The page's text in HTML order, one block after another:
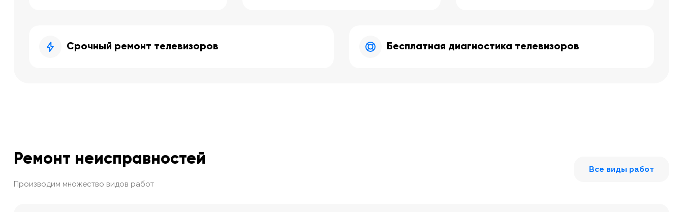
Срочный ремонт телевизоров Бесплатная диагностика телевизоров
Ремонт неисправностей
Производим множество видов работ
Все виды работ